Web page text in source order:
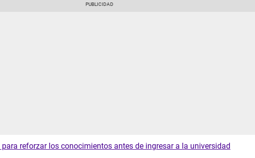
para reforzar los conocimientos antes de ingresar a la universidad